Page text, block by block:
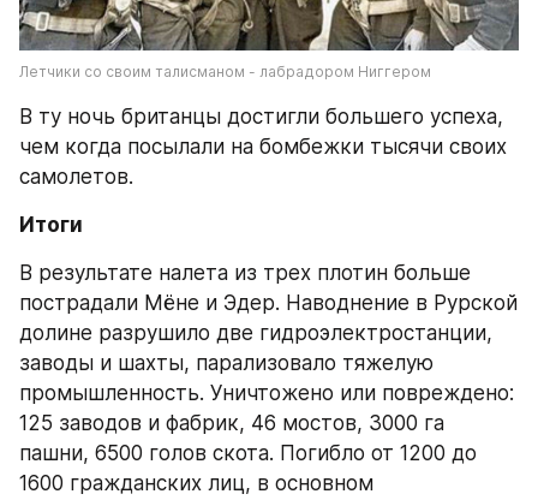
Летчики со своим талисманом - лабрадором Ниггером
В ту ночь британцы достигли большего успеха,
чем когда посылали на бомбежки тысячи своих
самолетов.
Итоги
В результате налета из трех плотин больше
пострадали Мёне и Эдер. Наводнение в Рурской
долине разрушило две гидроэлектростанции,
заводы и шахты, парализовало тяжелую
промышленность. Уничтожено или повреждено:
125 заводов и фабрик, 46 мостов, 3000 га
пашни, 6500 голов скота. Погибло от 1200 до
1600 гражданских лиц, в основном